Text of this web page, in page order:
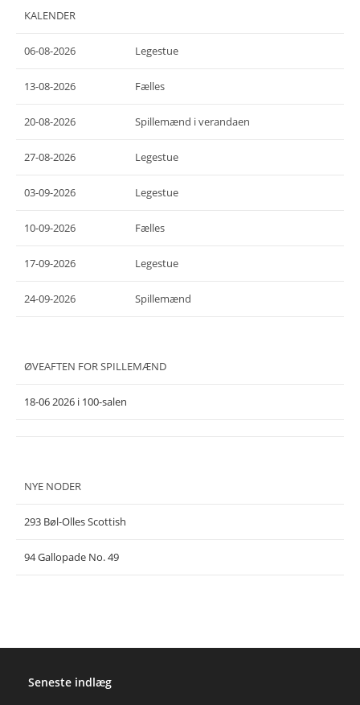
KALENDER
06-08-2026 Legestue
13-08-2026 Fælles
20-08-2026 Spillemænd i verandaen
27-08-2026 Legestue
03-09-2026 Legestue
10-09-2026 Fælles
17-09-2026 Legestue
24-09-2026 Spillemænd
ØVEAFTEN FOR SPILLEMÆND
18-06 2026 i 100-salen
NYE NODER
293 Bøl-Olles Scottish
94 Gallopade No. 49
Seneste indlæg